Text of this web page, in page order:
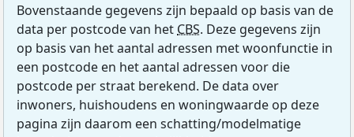
Bovenstaande gegevens zijn bepaald op basis van de
data per postcode van het CBS. Deze gegevens zijn
op basis van het aantal adressen met woonfunctie in
een postcode en het aantal adressen voor die
postcode per straat berekend. De data over
inwoners, huishoudens en woningwaarde op deze
pagina zijn daarom een schatting/modelmatige